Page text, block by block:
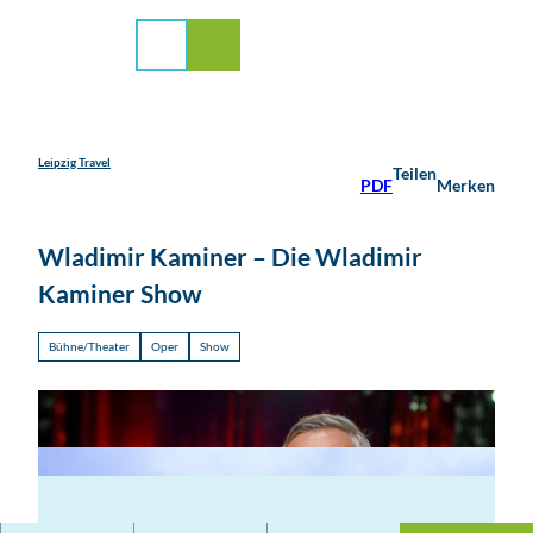
Leipzig Travel
PDF
Teilen
Merken
Wladimir Kaminer – Die Wladimir
Kaminer Show
Bühne/Theater Oper Show